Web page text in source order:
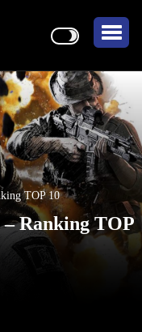
TOP 10
Ranking TOP